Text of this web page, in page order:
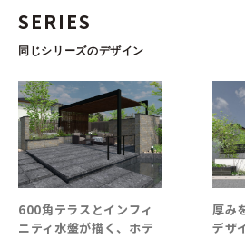
SERIES
同じシリーズのデザイン
角テラスとインフィ
ティ水盤が描く、ホテ
厚みを
デザイ